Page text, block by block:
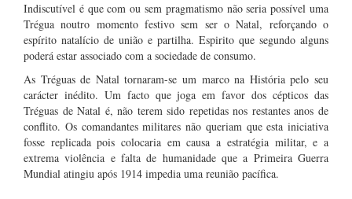
Indiscutível é que com ou sem pragmatismo não seria possível uma
Trégua noutro momento festivo sem ser o Natal, reforçando o
espírito natalício de união e partilha. Espirito que segundo alguns
poderá estar associado com a sociedade de consumo.
As Tréguas de Natal tornaram-se um marco na História pelo seu
carácter inédito. Um facto que joga em favor dos cépticos das
Tréguas de Natal é, não terem sido repetidas nos restantes anos de
conflito. Os comandantes militares não queriam que esta iniciativa
fosse replicada pois colocaria em causa a estratégia militar, e a
extrema violência e falta de humanidade que a Primeira Guerra
Mundial atingiu após 1914 impedia uma reunião pacífica.